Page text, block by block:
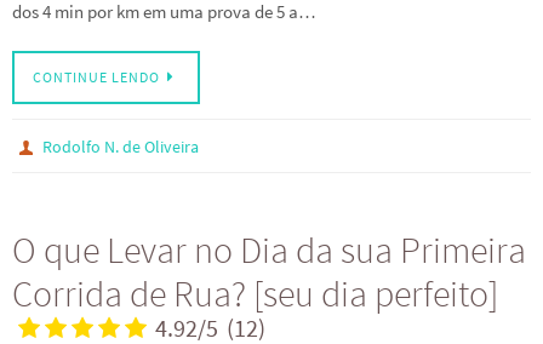
dos 4 min por km em uma prova de 5 a…
CONTINUE LENDO
Rodolfo N. de Oliveira
O que Levar no Dia da sua Primeira
Corrida de Rua? [seu dia perfeito]
4.92/5 (12)